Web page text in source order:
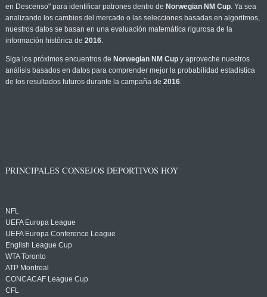
en Descenso" para identificar patrones dentro de Norwegian NM Cup. Ya sea
analizando los cambios del mercado o las selecciones basadas en algoritmos,
nuestros datos se basan en una evaluación matemática rigurosa de la
información histórica de 2016.
Siga los próximos encuentros de Norwegian NM Cupy aproveche nuestros
análisis basados en datos para comprender mejor la probabilidad estadística
de los resultados futuros durante la campaña de 2016.
PRINCIPALES CONSEJOS DEPORTIVOS HOY
NFL
UEFA Europa League
UEFA Europa Conference League
English League Cup
WTA Toronto
ATP Montreal
CONCACAF League Cup
CFL